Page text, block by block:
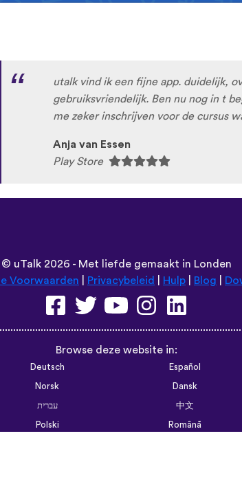
utalk vind ik een fijne app. duidelijk,
gebruiksvriendelijk. Ben nu nog in t
me zeker inschrijven voor de cursus
Anja van Essen
Play Store
© uTalk2026 - Met liefde gemaakt in Londen
Voorwaarden
Privacybeleid Hulp Blog
Browse deze website in:
Deutsch Español
Norsk Dansk
עברית 中文
Polski Română